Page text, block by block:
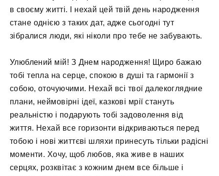
в своєму житті. І нехай цей твій день народження
стане однією з таких дат, адже сьогодні тут
зібралися люди, які ніколи про тебе не забувають.
Улюблений мій! З Днем народження! Щиро бажаю
тобі тепла на серце, спокою в душі та гармонії з
собою, оточуючими. Нехай всі твої далекоглядние
плани, неймовірні ідеї, казкові мрії стануть
реальністю і подарують тобі задоволення від
життя. Нехай все горизонти відкриваються перед
тобою і нові життєві шляхи принесуть тільки радісні
моменти. Хочу, щоб любов, яка живе в наших
серцях, розквітає з кожним днем ​​все більше і